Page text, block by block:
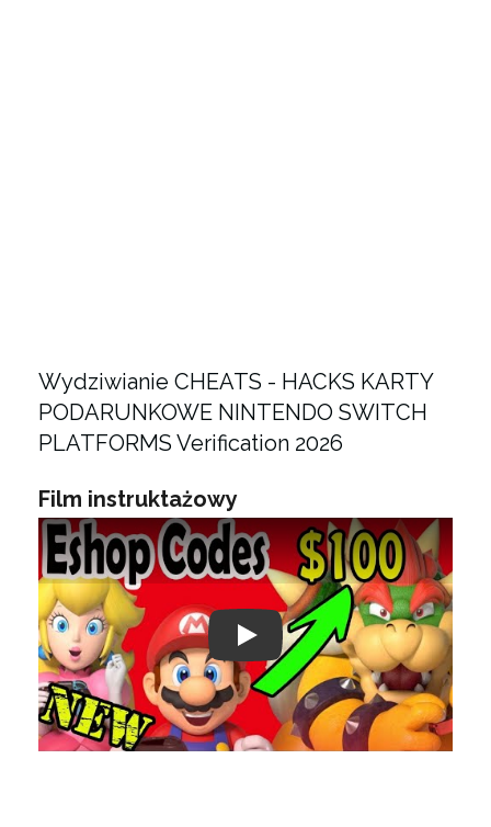
Wydziwianie CHEATS - HACKS KARTY
PODARUNKOWE NINTENDO SWITCH
PLATFORMS Verification 2026
Film instruktażowy
Play: Keynote (Google I/O '18)